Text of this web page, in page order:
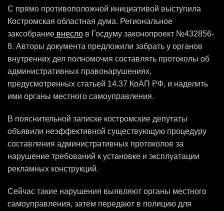
С прямо противоположной инициативой выступила
Костромская областная дума. Региональное
заксобрание внесло в Госдуму законопроект №432856-
8. Авторы документа предложили забрать у органов
внутренних дел полномочия составлять протоколы об
административных правонарушениях,
предусмотренных статьей 14.37 КоАП РФ, и наделить
ими органы местного самоуправления.
В пояснительной записке костромские депутаты
объявили неэффективной существующую процедуру
составления административных протоколов за
нарушение требований к установке и эксплуатации
рекламных конструкций.
Сейчас такие нарушения выявляют органы местного
самоуправления, затем передают в полицию для